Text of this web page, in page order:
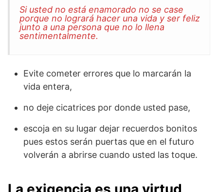
Si usted no está enamorado no se case
porque no logrará hacer una vida y ser feliz
junto a una persona que no lo llena
sentimentalmente.
Evite cometer errores que lo marcarán la
vida entera,
no deje cicatrices por donde usted pase,
escoja en su lugar dejar recuerdos bonitos
pues estos serán puertas que en el futuro
volverán a abrirse cuando usted las toque.